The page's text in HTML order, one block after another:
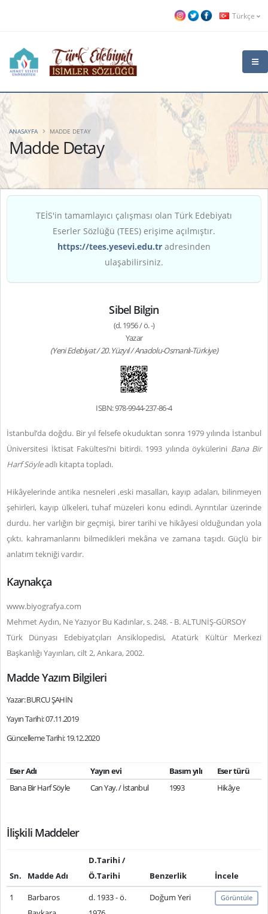
Türkçe
Madde Detay
ANASAYFA MADDE DETAY
TEİS'in tamamlayıcı çalışması olan Türk Edebiyatı
Eserler Sözlüğü (TEES) erişime açılmıştır.
https://tees.yesevi.edu.tr adresinden
ulaşabilirsiniz.
Sibel Bilgin
(d. 1956 / ö. -)
Yazar
(Yeni Edebiyat / 20. Yüzyıl / Anadolu-Osmanlı-Türkiye)
ISBN: 978-9944-237-86-4
İstanbul’da doğdu. Bir yıl felsefe okuduktan sonra 1979 yılında İstanbul
Üniversitesi İktisat Fakültesi’ni bitirdi. 1993 yılında öykülerini Bana Bir
Harf Söyleadlı kitapta topladı.
Hikâyelerinde antika nesneleri ,eski masalları, kayıp adaları, bilinmeyen
şehirleri, kayıp ülkeleri, tuhaf müzeleri konu edindi. Ayrıntılar üzerinde
durdu. her varlığın bir geçmişi, birer tarihi ve hikâyesi olduğundan yola
çıktı. kahramanlarını bilmedikleri mekâna ve zamana taşıdı. Güçlü bir
anlatım tekniği vardır.
Kaynakça
www.biyografya.com
Mehmet Aydın, Ne Yazıyor Bu Kadınlar, s. 248. - B. ALTUNİŞ-GÜRSOY
Türk Dünyası Edebiyatçıları Ansiklopedisi, Atatürk Kültür Merkezi
Başkanlığı Yayınları, cilt 2, Ankara, 2002.
Madde Yazım Bilgileri
Yazar: BURCU ŞAHİN
Yayın Tarihi: 07.11.2019
Güncelleme Tarihi: 19.12.2020
Eser Adı Yayın evi Basım yılı
Eser türü
Bana Bir Harf Söyle
Can Yay. / İstanbul 1993 Hikâye
İlişkili Maddeler
Sn. Madde Adı
D.Tarihi /
Ö.Tarihi
Benzerlik
İncele
1
Barbaros
d. 1933 - ö.
Doğum Yeri Görüntüle